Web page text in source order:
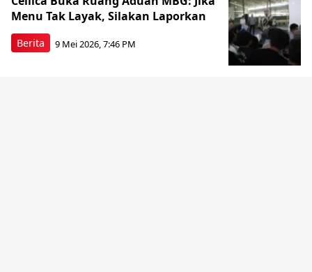
Berita
Menu Tak Layak, Silakan Laporkan
9 Mei 2026, 7:46 PM